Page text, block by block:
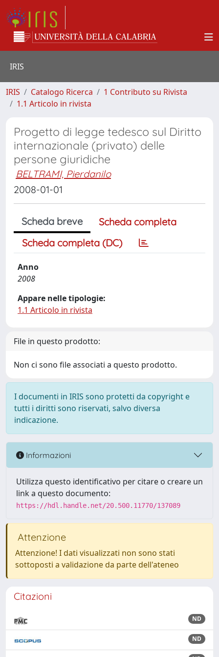
IRIS
IRIS Catalogo Ricerca
1 Contributo su Rivista
1.1 Articolo in rivista
Progetto di legge tedesco sul Diritto
internazionale (privato) delle
persone giuridiche
BELTRAMI, Pierdanilo
2008-01-01
Scheda breve
Scheda completa
Scheda completa (DC)
Anno
2008
Appare nelle tipologie:
1.1 Articolo in rivista
File in questo prodotto:
Non ci sono file associati a questo prodotto.
I documenti in IRIS sono protetti da copyright e
tutti i diritti sono riservati, salvo diversa
indicazione.
Informazioni
Utilizza questo identificativo per citare o creare un
link a questo documento:
https://hdl.handle.net/20.500.11770/137089
Attenzione
Attenzione! I dati visualizzati non sono stati
sottoposti a validazione da parte dell'ateneo
Citazioni
ND
ND